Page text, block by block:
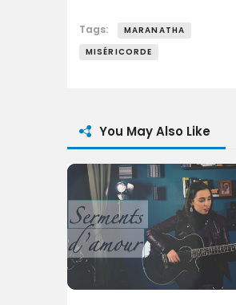
Tags:
MARANATHA
MISÉRICORDE
You May Also Like